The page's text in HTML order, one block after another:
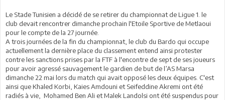
Le Stade Tunisien a décidé de se retirer du championnat de Ligue 1. le
club devait rencontrer dimanche prochain l'Etoile Sportive de Metlaoui
pour le compte de la 27 journée.
A trois journées de la fin du championnat, le club du Bardo qui occupe
actuellement la dernière place du classement entend ainsi protester
contre les sanctions prises par la FTF à l'encontre de sept de ses joueurs
pour avoir agressé sauvagement le gardien de but de l’AS Marsa
dimanche 22 mai lors du match qui avait opposé les deux équipes. C'est
ainsi que Khaled Korbi, Kaies Amdouni et Seifeddine Akremi ont été
radiés à vie, Mohamed Ben Ali et Malek Landolsi ont été suspendus pour